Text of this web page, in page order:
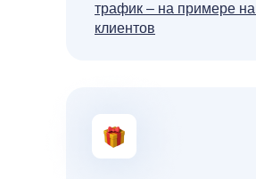
трафик – на примере
клиентов